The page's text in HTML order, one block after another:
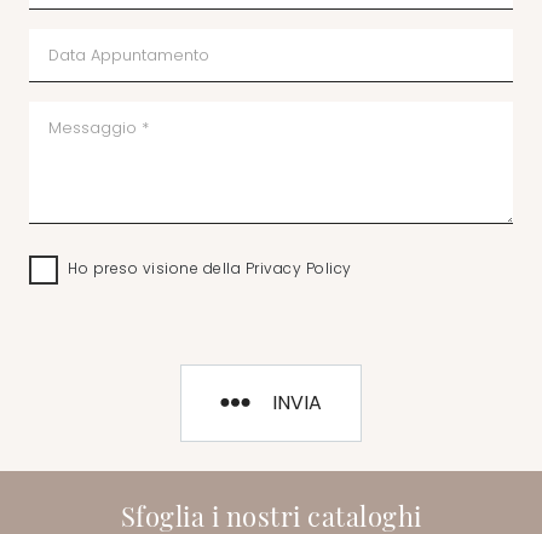
Sfoglia i nostri cataloghi
Ho preso visione della Privacy Policy
INVIA